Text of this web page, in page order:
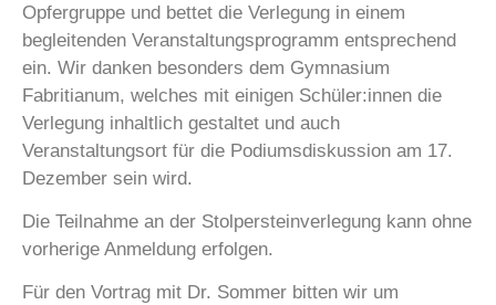
Opfergruppe und bettet die Verlegung in einem
begleitenden Veranstaltungsprogramm entsprechend
ein. Wir danken besonders dem Gymnasium
Fabritianum, welches mit einigen Schüler:innen die
Verlegung inhaltlich gestaltet und auch
Veranstaltungsort für die Podiumsdiskussion am 17.
Dezember sein wird.
Die Teilnahme an der Stolpersteinverlegung kann ohne
vorherige Anmeldung erfolgen.
Für den Vortrag mit Dr. Sommer bitten wir um